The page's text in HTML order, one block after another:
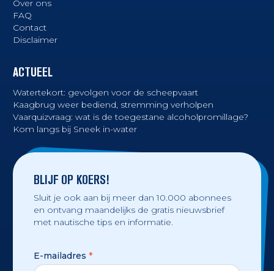
Over ons
FAQ
Contact
Disclaimer
ACTUEEL
Watertekort: gevolgen voor de scheepvaart
Kaagbrug weer bediend, stremming verholpen
Vaarquizvraag: wat is de toegestane alcoholpromillage?
Kom langs bij Sneek in-water
BLIJF OP KOERS!
Sluit je ook aan bij meer dan 10.000 abonnees
en ontvang maandelijks de gratis nieuwsbrief
met nautische tips en informatie.
E-mailadres *